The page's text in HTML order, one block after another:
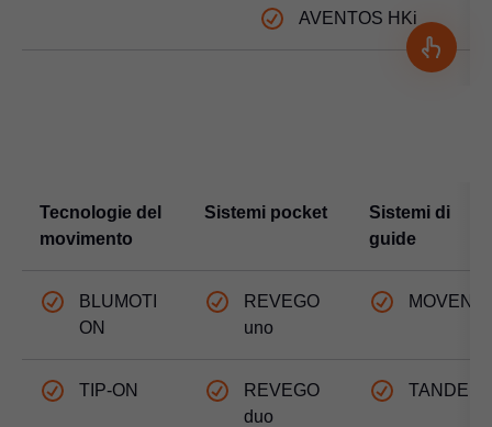
AVENTOS HKi
Tecnologie del
movimento
Sistemi pocket
Sistemi di
guide
BLUMOTI
ON
REVEGO
uno
TIP-ON
REVEGO
duo
TANDEM